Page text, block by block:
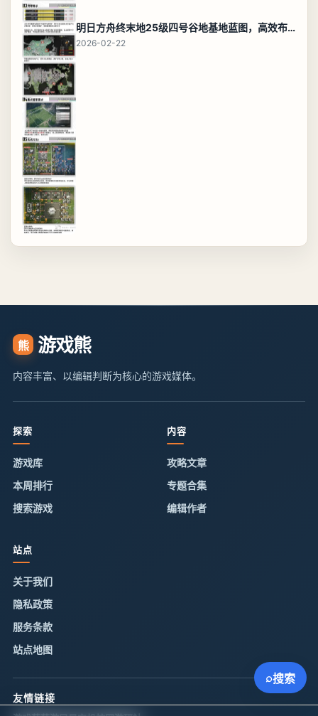
明日方舟终末地25级四号谷地基地蓝图，高效布局规划
2026-02-22
熊 游戏熊
内容丰富、以编辑判断为核心的游戏媒体。
探索
游戏库
本周排行
搜索游戏
内容
攻略文章
专题合集
编辑作者
站点
关于我们
隐私政策
服务条款
站点地图
友情链接
⌕搜索